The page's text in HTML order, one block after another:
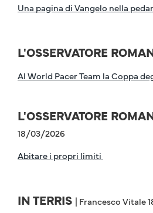
Una pagina di Vangelo nella
L'OSSERVATORE
Al World Pacer Team la Coppa
L'OSSERVATORE
18/03/2026
Abitare i propri limiti
IN TERRIS | Francesco Vitale